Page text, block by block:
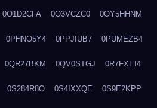
0O1D2CFA 0O3VCZC0 0OY5HHNM
0PHNO5Y4 0PPJIUB7 0PUMEZB4
0QR27BKM 0QV0STGJ 0R7FXEI4
0S284R8O 0S4IXXQE 0S9E2KPP